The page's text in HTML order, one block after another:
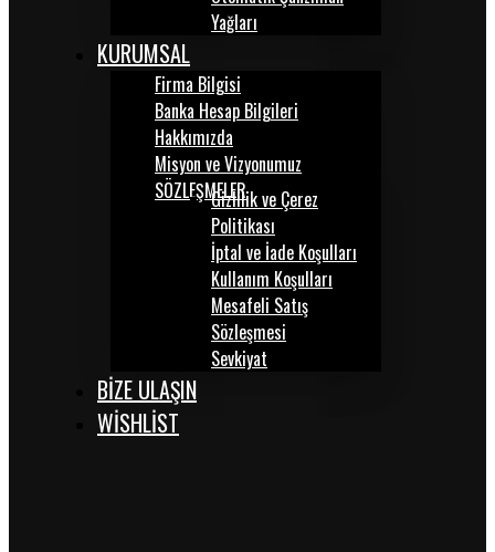
Yağları
KURUMSAL
Firma Bilgisi
Banka Hesap Bilgileri
Hakkımızda
Misyon ve Vizyonumuz
SÖZLEŞMELERGizlilik ve Çerez
Politikası
İptal ve İade Koşulları
Kullanım Koşulları
Mesafeli Satış
Sözleşmesi
Sevkiyat
BİZE ULAŞIN
WISHLIST